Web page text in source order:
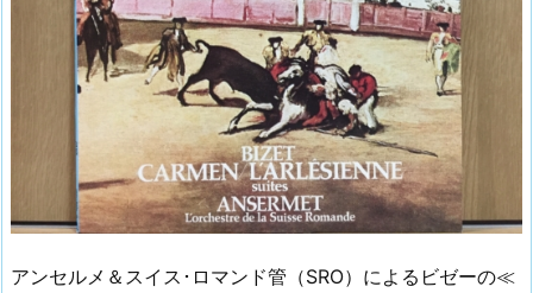
アンセルメ＆スイス･ロマンド管（SRO）によるビゼーの≪